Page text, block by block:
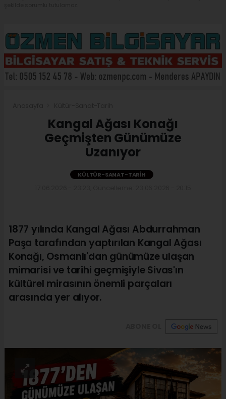
Kangal Ağası Konağı
Geçmişten Günümüze
Uzanıyor
KÜLTÜR-SANAT-TARIH
1877 yılında Kangal Ağası Abdurrahman
Paşa tarafından yaptırılan Kangal Ağası
Konağı, Osmanlı'dan günümüze ulaşan
mimarisi ve tarihi geçmişiyle Sivas'ın
kültürel mirasının önemli parçaları
arasında yer alıyor.